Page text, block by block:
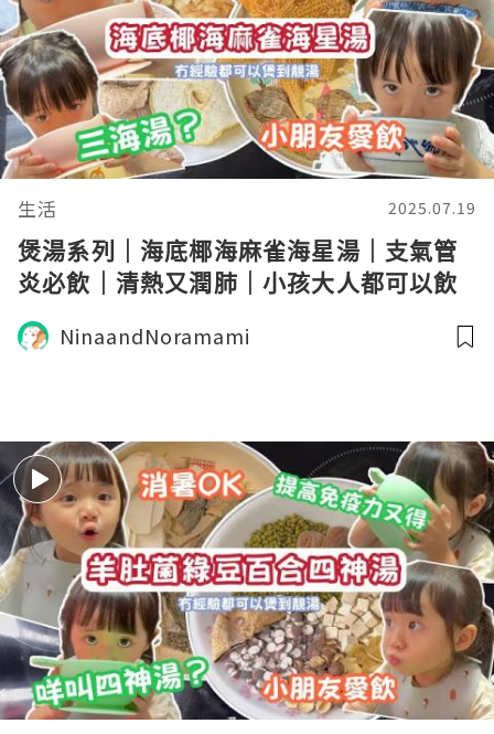
生活 2025.07.19
煲湯系列｜海底椰海麻雀海星湯｜支氣管
炎必飲｜清熱又潤肺｜小孩大人都可以飲
｜日常飲用湯水
NinaandNoramami